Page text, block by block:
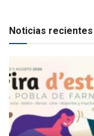
Noticias recientes